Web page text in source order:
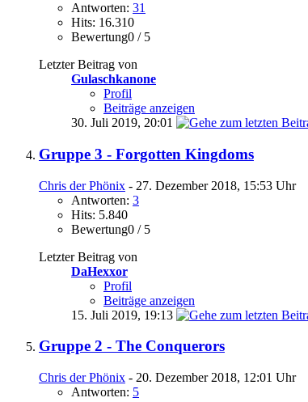
Antworten: 31
Hits: 16.310
Bewertung0 / 5
Letzter Beitrag von
Gulaschkanone
Profil
Beiträge anzeigen
30. Juli 2019, 20:01
Gruppe 3 - Forgotten Kingdoms
Chris der Phönix - 27. Dezember 2018, 15:53 Uhr
Antworten: 3
Hits: 5.840
Bewertung0 / 5
Letzter Beitrag von
DaHexxor
Profil
Beiträge anzeigen
15. Juli 2019, 19:13
Gruppe 2 - The Conquerors
Chris der Phönix - 20. Dezember 2018, 12:01 Uhr
Antworten: 5